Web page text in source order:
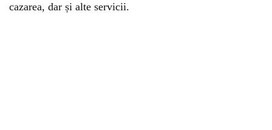
cazarea, dar și alte servicii.